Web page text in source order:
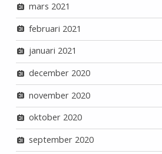
mars 2021
februari 2021
januari 2021
december 2020
november 2020
oktober 2020
september 2020